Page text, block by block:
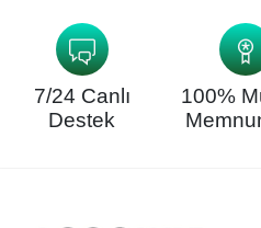
7/24 Canlı
Destek
100%